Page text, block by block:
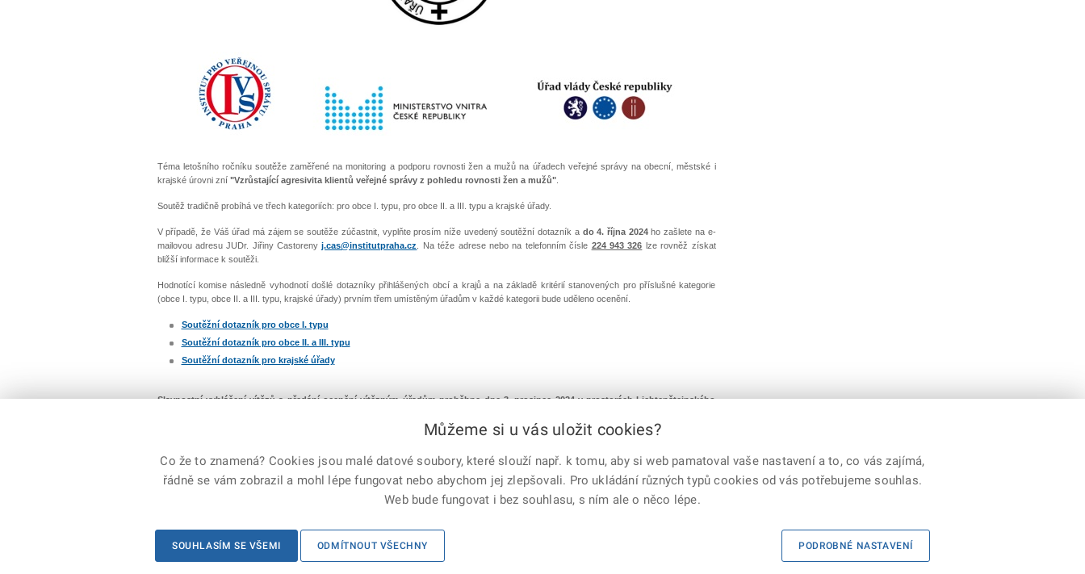
Téma letošního ročníku soutěže zaměřené na monitoring a podporu rovnosti žen a mužů na úřadech veřejné správy na obecní, městské i
krajské úrovni zní "Vzrůstající agresivita klientů veřejné správy z pohledu rovnosti žen a mužů".
Soutěž tradičně probíhá ve třech kategoriích: pro obce I. typu, pro obce II. a III. typu a krajské úřady.
V případě, že Váš úřad má zájem se soutěže zúčastnit, vyplňte prosím níže uvedený soutěžní dotazník a do 4. října 2024ho zašlete na e-
mailovou adresu JUDr. Jiřiny Castorenyj.cas@institutpraha.cz . Na téže adrese nebo na telefonním čísle 224 943 326 lze rovněž získat
bližší informace k soutěži.
Hodnotící komise následně vyhodnotí došlé dotazníky přihlášených obcí a krajů a na základě kritérií stanovených pro příslušné kategorie
(obce I. typu, obce II. a III. typu, krajské úřady) prvním třem umístěným úřadům v každé kategorii bude uděleno ocenění.
Soutěžní dotazník pro obce I. typu
Soutěžní dotazník pro obce II. a III. typu
Soutěžní dotazník pro krajské úřady
Slavnostní vyhlášení vítězů a předání ocenění vítězným úřadům proběhne dne 3. prosince 2024 v prostorách Lichtenštejnského
Novinkou letošního ročníku je formát slavnostního dne, kdy ceremoniálu předání ocenění vítězným úřadům bude v dopoledních hodinách
registrovatdo 8. listopadu 2024nebo do naplnění kapacity sálu na e-mailové adrese j.cas@institutpraha.cz .
© 2026 Ministerstvo vnitra České republiky, všechna práva vyhrazena
Můžeme si u vás uložit cookies?
Co že to znamená? Cookies jsou malé datové soubory, které slouží např. k tomu, aby si web pamatoval vaše nastavení a to, co vás zajímá,
řádně se vám zobrazil a mohl lépe fungovat nebo abychom jej zlepšovali. Pro ukládání různých typů cookies od vás potřebujeme souhlas.
Web bude fungovat i bez souhlasu, s ním ale o něco lépe.
SOUHLASÍM SE VŠEMI ODMÍTNOUT VŠECHNY PODROBNÉ NASTAVENÍ